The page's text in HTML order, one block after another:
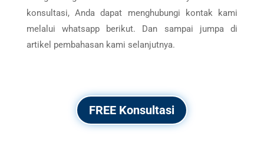
konsultasi, Anda dapat menghubungi kontak kami
melalui whatsapp berikut. Dan sampai jumpa di
artikel pembahasan kami selanjutnya.
FREE Konsultasi